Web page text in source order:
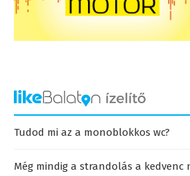
Tudod mi az a monoblokkos wc?
Még mindig a strandolás a